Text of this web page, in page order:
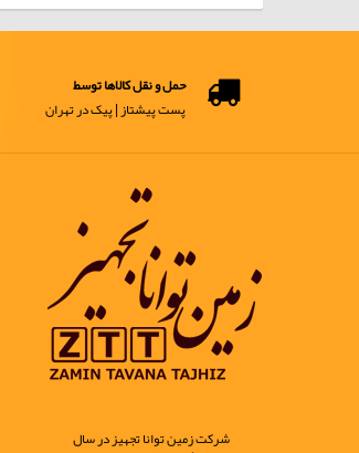
حمل و نقل کالاها توسط
پست پیشتاز | پیک در تهران
شرکت زمین توانا تجهیز در سال